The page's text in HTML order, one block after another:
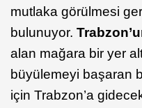
mutlaka görülmesi
bulunuyor.
alan mağara bir yer
büyülemeyi başaran
için Trabzon’a